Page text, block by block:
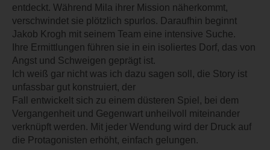
entdeckt. Während Mila ihrer Mission näherkommt,
verschwindet sie plötzlich spurlos. Daraufhin beginnt
Jakob Krogh mit seinem Team eine intensive Suche.
Ihre Ermittlungen führen sie in ein isoliertes Dorf, das von
Angst und Schweigen geprägt ist.
Ich weiß gar nicht was ich dazu sagen soll, die Story ist
unfassbar gut konstruiert, der
Fall entwickelt sich zu einem düsteren Spiel, bei dem
Vergangenheit und Gegenwart unheilvoll miteinander
verknüpft werden. Mit jeder Wendung wird der Druck auf
die Protagonisten erhöht, einfach gelungen.